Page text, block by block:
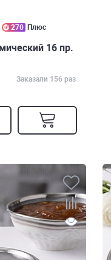
270 Плюс
16 пр.
Заказали 156 раз